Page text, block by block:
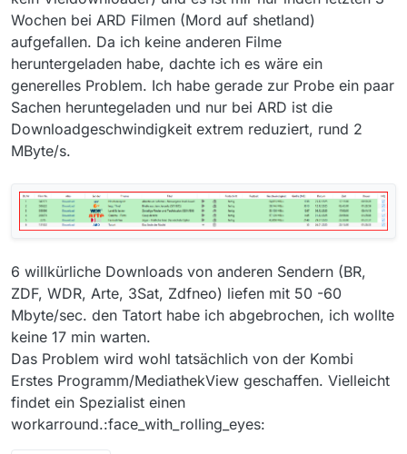
Wochen bei ARD Filmen (Mord auf shetland)
aufgefallen. Da ich keine anderen Filme
heruntergeladen habe, dachte ich es wäre ein
generelles Problem. Ich habe gerade zur Probe ein paar
Sachen heruntegeladen und nur bei ARD ist die
Downloadgeschwindigkeit extrem reduziert, rund 2
MByte/s.
6 willkürliche Downloads von anderen Sendern (BR,
ZDF, WDR, Arte, 3Sat, Zdfneo) liefen mit 50 -60
Mbyte/sec. den Tatort habe ich abgebrochen, ich wollte
keine 17 min warten.
Das Problem wird wohl tatsächlich von der Kombi
Erstes Programm/MediathekView geschaffen. Vielleicht
findet ein Spezialist einen
workarround.:face_with_rolling_eyes: